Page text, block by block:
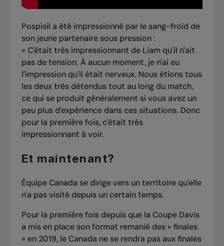
Pospisil a été impressionné par le sang-froid de
son jeune partenaire sous pression :
« C'était très impressionnant de Liam qu'il n'ait
pas de tension. À aucun moment, je n'ai eu
l'impression qu'il était nerveux. Nous étions tous
les deux très détendus tout au long du match,
ce qui se produit généralement si vous avez un
peu plus d'expérience dans ces situations. Donc
pour la première fois, c'était très
impressionnant à voir.
Et maintenant?
Équipe Canada se dirige vers un territoire qu'elle
n'a pas visité depuis un certain temps.
Pour la première fois depuis que la Coupe Davis
a mis en place son format remanié des « finales
» en 2019, le Canada ne se rendra pas aux finales